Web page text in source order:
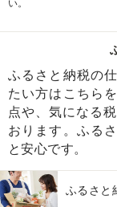
い。
ふるさと納税の
たい方はこちら
点や、気になる
おります。ふる
と安心です。
ふるさと